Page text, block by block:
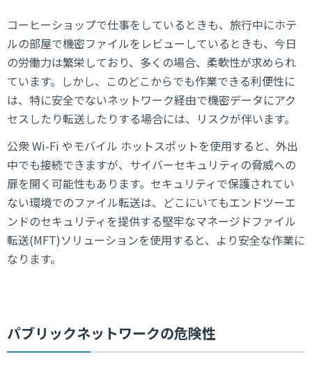
コーヒーショップで仕事をしているときも、旅行中にホテ
ルの部屋で機密ファイルをレビューしているときも、今日
の労働力は繁栄しており、多くの場合、柔軟性が求められ
ています。しかし、このどこからでも作業できる利便性に
は、特に安全でないネットワーク経由で機密データにアク
セスしたり転送したりする場合には、リスクが伴います。
公衆 Wi-Fi やモバイル ホットスポットを使用すると、外出
中でも接続できますが、サイバーセキュリティの脅威への
扉を開く可能性もあります。セキュリティで保護されてい
ない環境でのファイル転送は、どこにいてもエンドツーエ
ンドのセキュリティを提供する堅牢なマネージドファイル
転送(MFT)ソリューションを使用すると、より安全な作業に
なります。
パブリックネットワークの危険性